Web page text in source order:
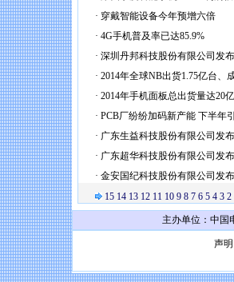
· 穿戴智能设备今年预增六倍
· 4G手机普及率已达85.9%
· 深圳丹邦科技股份有限公司发
· 2014年全球NB出货1.75亿台、
· 2014年手机面板总出货量达20
· PCB厂纷纷加码新产能 下半年
· 广东生益科技股份有限公司发
· 广东超华科技股份有限公司发
· 金安国纪科技股份有限公司发
15 14 13 12 11 10 9 8 7 6 5 4 3 2
主办单位：中国
声